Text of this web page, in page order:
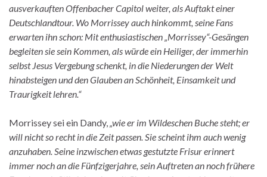
ausverkauften Offenbacher Capitol weiter, als Auftakt einer
Deutschlandtour. Wo Morrissey auch hinkommt, seine Fans
erwarten ihn schon: Mit enthusiastischen „Morrissey“-Gesängen
begleiten sie sein Kommen, als würde ein Heiliger, der immerhin
selbst Jesus Vergebung schenkt, in die Niederungen der Welt
hinabsteigen und den Glauben an Schönheit, Einsamkeit und
Traurigkeit lehren.“
Morrissey sei ein Dandy,„wie er im Wildeschen Buche steht; er
will nicht so recht in die Zeit passen. Sie scheint ihm auch wenig
anzuhaben. Seine inzwischen etwas gestutzte Frisur erinnert
immer noch an die Fünfzigerjahre, sein Auftreten an noch frühere